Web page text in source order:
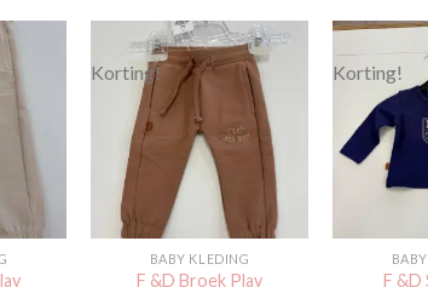
heeft
meerdere
variaties.
Deze
optie
kan
gekozen
worden
op
Korting!
Toevoegen
aan
verlanglijst
BABY KLEDING
F &D Broek Play
Korting!
F &D